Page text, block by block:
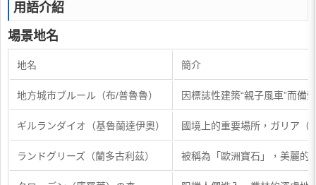
用語介紹
場景地名
​地名 簡介​
​地方城市ブルール（布/普魯魯） 因標誌性建築“親子風車”而備
​ギルランダイオ（基魯蘭達伊奧） 國境上的重要場所，ガリア（
​ランドグリーズ（蘭多古利茲） 被稱為「歐洲寶石」，美麗的